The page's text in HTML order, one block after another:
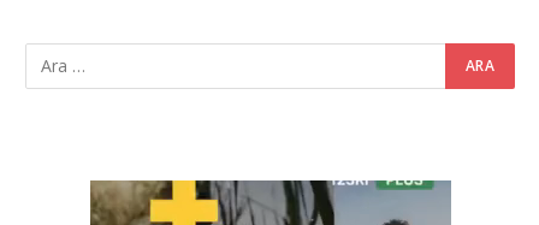
Video
oynatıcı